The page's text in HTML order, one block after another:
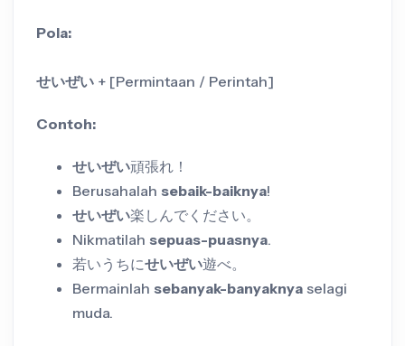
Pola:
せいぜい + [Permintaan / Perintah]
Contoh:
せいぜい頑張れ！
Berusahalah sebaik-baiknya!
せいぜい楽しんでください。
Nikmatilah sepuas-puasnya.
若いうちにせいぜい遊べ。
Bermainlah sebanyak-banyaknya selagi
muda.